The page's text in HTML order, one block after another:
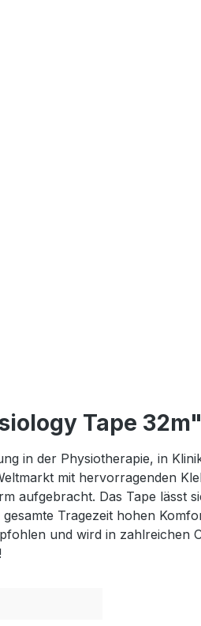
Tape 32m"
in der Physiotherapie, in
mit hervorragenden
aufgebracht. Das Tape lässt
Tragezeit hohen
und wird in